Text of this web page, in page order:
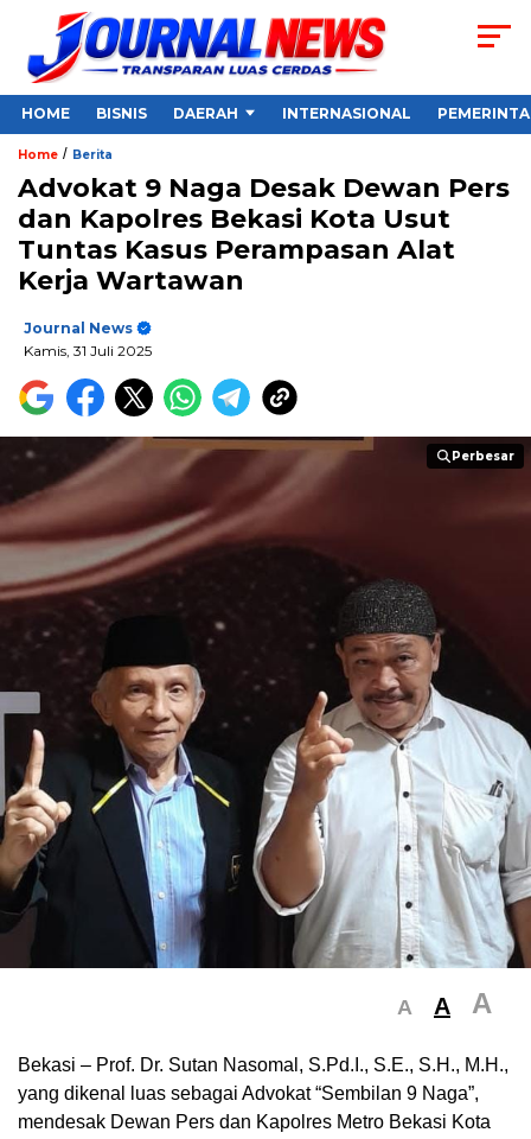
HOME BISNIS DAERAH INTERNASIONAL
Home / Berita
Advokat 9 Naga Desak Dewan Pers
dan Kapolres Bekasi Kota Usut
Tuntas Kasus Perampasan Alat
Kerja Wartawan
Journal News
Kamis, 31 Juli 2025
Perbesar
Perbesar
A A A
Bekasi – Prof. Dr. Sutan Nasomal, S.Pd.I., S.E., S.H., M.H.,
yang dikenal luas sebagai Advokat “Sembilan 9 Naga”,
mendesak Dewan Pers dan Kapolres Metro Bekasi Kota